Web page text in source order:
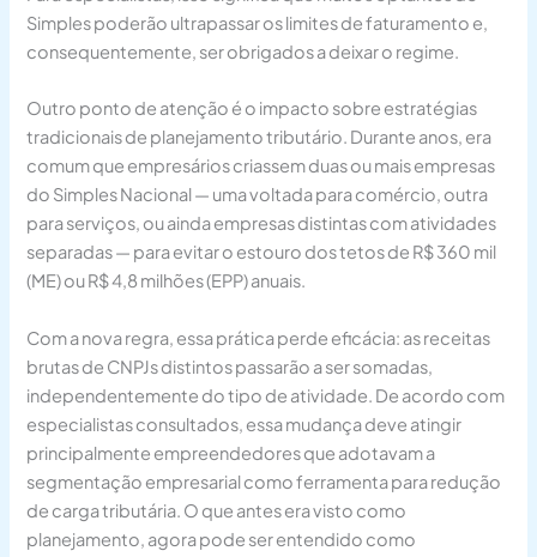
Simples poderão ultrapassar os limites de faturamento e,
consequentemente, ser obrigados a deixar o regime.
Outro ponto de atenção é o impacto sobre estratégias
tradicionais de planejamento tributário. Durante anos, era
comum que empresários criassem duas ou mais empresas
do Simples Nacional — uma voltada para comércio, outra
para serviços, ou ainda empresas distintas com atividades
separadas — para evitar o estouro dos tetos de R$ 360 mil
(ME) ou R$ 4,8 milhões (EPP) anuais.
Com a nova regra, essa prática perde eficácia: as receitas
brutas de CNPJs distintos passarão a ser somadas,
independentemente do tipo de atividade. De acordo com
especialistas consultados, essa mudança deve atingir
principalmente empreendedores que adotavam a
segmentação empresarial como ferramenta para redução
de carga tributária. O que antes era visto como
planejamento, agora pode ser entendido como